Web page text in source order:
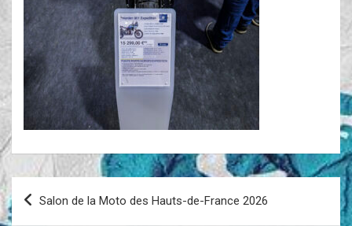
Navigation
de
Salon de la Moto des Hauts-de-France 2026